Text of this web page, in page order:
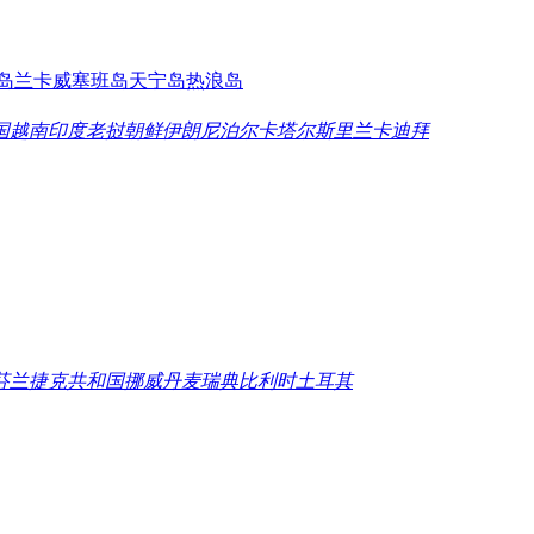
兰卡威塞班岛天宁岛热浪岛
越南印度老挝朝鲜伊朗尼泊尔卡塔尔斯里兰卡迪拜
兰捷克共和国挪威丹麦瑞典比利时土耳其